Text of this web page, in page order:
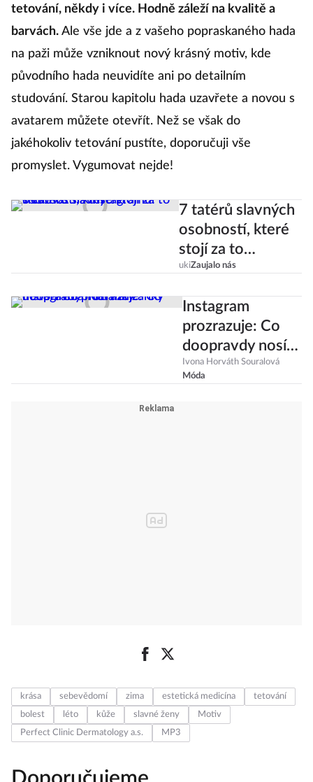
tetování, někdy i více. Hodně záleží na kvalitě a
barvách. Ale vše jde a z vašeho popraskaného hada
na paži může vzniknout nový krásný motiv, kde
původního hada neuvidíte ani po detailním
studování. Starou kapitolu hada uzavřete a novou s
avatarem můžete otevřít. Než se však do
jakéhokoliv tetování pustíte, doporučuji vše
promyslet. Vygumovat nejde!
7 tatérů slavných
osobností, které
stojí za to
sledovat na
ukiZaujalo nás
Instagram
prozrazuje: Co
doopravdy nosí
Pařížanky nebo
třeba Římanky?
Ivona Horváth Souralová
Móda
krása sebevědomí zima estetická medicína
tetování
bolest
léto kůže slavné ženy
Motiv
Perfect Clinic Dermatology a.s.
MP3